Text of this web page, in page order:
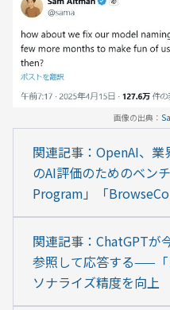
画像の出典：
関連記事：OpenAI、
のAI評価のためのベン
Program」「
関連記事：ChatGPTが
参照して応答する——
ソナライズ精度を向上